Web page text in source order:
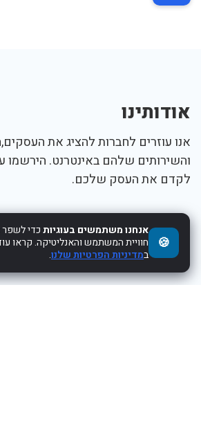
אודותינו
אנו עוזרים לחברות להציג את
והשירותים שלהם באינטרנט. הירשמו
לקדם את העסק שלכם.
תפריט
פרסום עסק חינם
צור קשר
🍪
אנחנו משתמשים בעוגיותכדי
חוויית המשתמש והאנליטיקה. קראו
במדיניות הפרטיות שלנו.